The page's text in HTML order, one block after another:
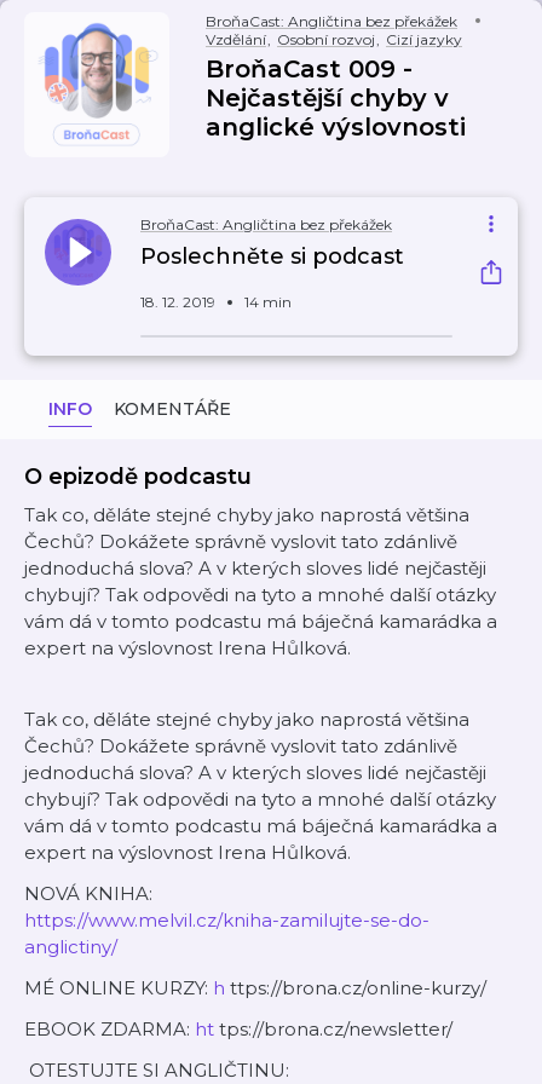
BroňaCast: Angličtina bez překážek
Vzdělání, Osobní rozvoj, Cizí jazyky
BroňaCast 009 -
Nejčastější chyby v
anglické výslovnosti
BroňaCast: Angličtina bez překážek
Poslechněte si podcast
18. 12. 2019 14 min
INFO KOMENTÁŘE
O epizodě podcastu
Tak co, děláte stejné chyby jako naprostá většina
Čechů? Dokážete správně vyslovit tato zdánlivě
jednoduchá slova? A v kterých sloves lidé nejčastěji
chybují? Tak odpovědi na tyto a mnohé další otázky
vám dá v tomto podcastu má báječná kamarádka a
expert na výslovnost Irena Hůlková.
Tak co, děláte stejné chyby jako naprostá většina
Čechů? Dokážete správně vyslovit tato zdánlivě
jednoduchá slova? A v kterých sloves lidé nejčastěji
chybují? Tak odpovědi na tyto a mnohé další otázky
vám dá v tomto podcastu má báječná kamarádka a
expert na výslovnost Irena Hůlková.
NOVÁ KNIHA:
https://www.melvil.cz/kniha-zamilujte-se-do-
anglictiny/
MÉ ONLINE KURZY: h ttps://brona.cz/online-kurzy/
EBOOK ZDARMA: ht tps://brona.cz/newsletter/
OTESTUJTE SI ANGLIČTINU: